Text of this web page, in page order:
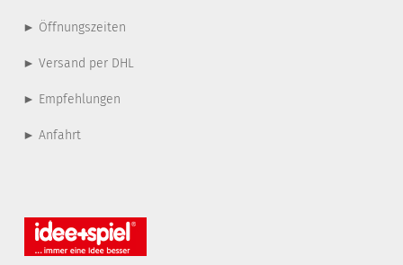
► Öffnungszeiten
► Versand per DHL
► Empfehlungen
► Anfahrt